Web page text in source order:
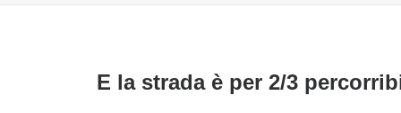
E la strada è per 2/3